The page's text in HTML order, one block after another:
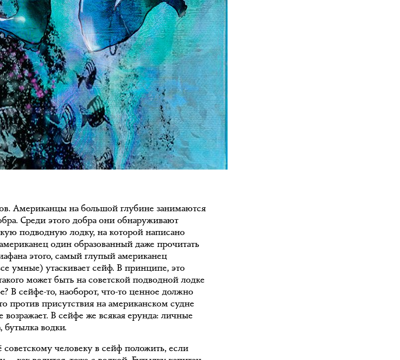
Американцы на большой глубине занимаются
Среди этого добра они обнаруживают
подводную лодку, на которой написано
один образованный даже прочитать
этого, самый глупый американец
умные) утаскивает сейф. В принципе, это
может быть на советской подводной лодке
В сейфе-то, наоборот, что-то ценное должно
против присутствия на американском судне
возражает. В сейфе же всякая ерунда: личные
бутылка водки.
советскому человеку в сейф положить, если